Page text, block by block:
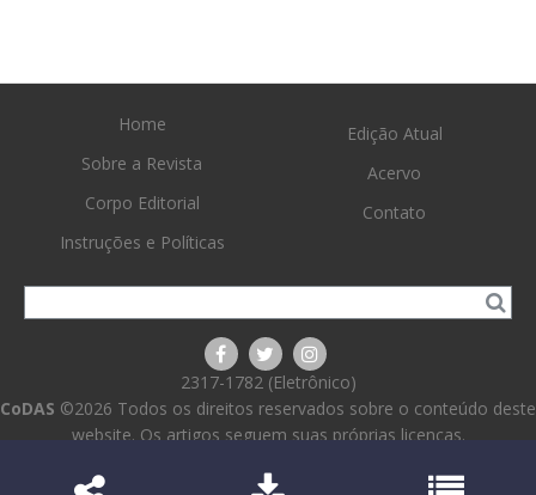
Home
Sobre a Revista
Corpo Editorial
Instruções e Políticas
Edição Atual
Acervo
Contato
2317-1782 (Eletrônico)
CoDAS ©2026 Todos os direitos reservados sobre o conteúdo deste
website. Os artigos seguem suas próprias licenças.